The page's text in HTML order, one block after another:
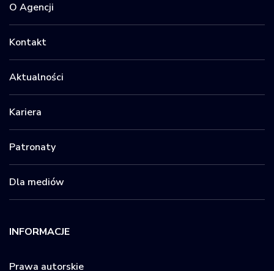
O Agencji
Kontakt
Aktualności
Kariera
Patronaty
Dla mediów
INFORMACJE
Prawa autorskie